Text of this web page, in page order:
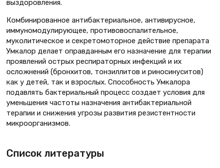
выздоровления.
Комбинированное антибактериальное, антивирусное,
иммуномодулирующее, противовоспалительное,
муколитическое и секретомоторное действие препарата
Умкалор делает оправданным его назначение для терапии
проявлений острых респираторных инфекций и их
осложнений (бронхитов, тонзиллитов и риносинуситов)
как у детей, так и взрослых. Способность Умкалора
подавлять бактериальный процесс создает условия для
уменьшения частоты назначения антибактериальной
терапии и снижения угрозы развития резистентности
микроорганизмов.
Список литературы